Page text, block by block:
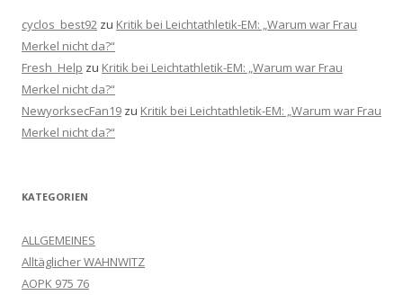
cyclos_best92 zu Kritik bei Leichtathletik-EM: „Warum war Frau
Merkel nicht da?“
Fresh_Help zu Kritik bei Leichtathletik-EM: „Warum war Frau
Merkel nicht da?“
NewyorksecFan19 zu Kritik bei Leichtathletik-EM: „Warum war Frau
Merkel nicht da?“
KATEGORIEN
ALLGEMEINES
Alltäglicher WAHNWITZ
AOPK 975 76